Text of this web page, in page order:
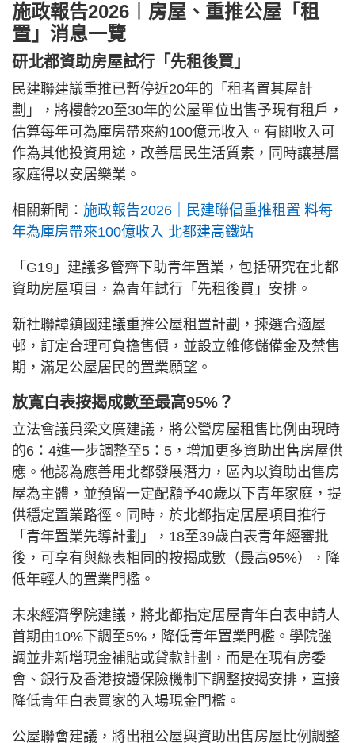
施政報告2026︱房屋、重推公屋「租
置」消息一覽
研北都資助房屋試行「先租後買」
民建聯建議重推已暫停近20年的「租者置其屋計
劃」，將樓齡20至30年的公屋單位出售予現有租戶，
估算每年可為庫房帶來約100億元收入。有關收入可
作為其他投資用途，改善居民生活質素，同時讓基層
家庭得以安居樂業。
相關新聞： 施政報告2026｜民建聯倡重推租置 料每
年為庫房帶來100億收入 北都建高鐵站
「G19」建議多管齊下助青年置業，包括研究在北都
資助房屋項目，為青年試行「先租後買」安排。
新社聯譚鎮國建議重推公屋租置計劃，揀選合適屋
邨，訂定合理可負擔售價，並設立維修儲備金及禁售
期，滿足公屋居民的置業願望。
放寬白表按揭成數至最高95%？
立法會議員梁文廣建議，將公營房屋租售比例由現時
的6：4進一步調整至5：5，增加更多資助出售房屋供
應。他認為應善用北都發展潛力，區內以資助出售房
屋為主體，並預留一定配額予40歲以下青年家庭，提
供穩定置業路徑。同時，於北都指定居屋項目推行
「青年置業先導計劃」，18至39歲白表青年經審批
後，可享有與綠表相同的按揭成數（最高95%），降
低年輕人的置業門檻。
未來經濟學院建議，將北都指定居屋青年白表申請人
首期由10%下調至5%，降低青年置業門檻。學院強
調並非新增現金補貼或貸款計劃，而是在現有房委
會、銀行及香港按證保險機制下調整按揭安排，直接
降低青年白表買家的入場現金門檻。
公屋聯會建議，將出租公屋與資助出售房屋比例調整